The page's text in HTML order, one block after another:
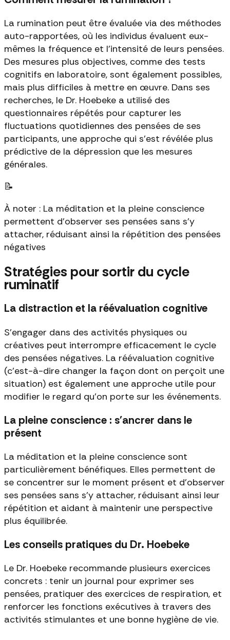
La rumination peut être évaluée via des méthodes
auto-rapportées, où les individus évaluent eux-
mêmes la fréquence et l'intensité de leurs pensées.
Des mesures plus objectives, comme des tests
cognitifs en laboratoire, sont également possibles,
mais plus difficiles à mettre en œuvre. Dans ses
recherches, le Dr. Hoebeke a utilisé des
questionnaires répétés pour capturer les
fluctuations quotidiennes des pensées de ses
participants, une approche qui s'est révélée plus
prédictive de la dépression que les mesures
générales.
📝
À noter : La méditation et la pleine conscience
permettent d'observer ses pensées sans s'y
attacher, réduisant ainsi la répétition des pensées
négatives
Stratégies pour sortir du cycle
ruminatif
La distraction et la réévaluation cognitive
S'engager dans des activités physiques ou
créatives peut interrompre efficacement le cycle
des pensées négatives. La réévaluation cognitive
(c'est-à-dire changer la façon dont on perçoit une
situation) est également une approche utile pour
modifier le regard qu'on porte sur les événements.
La pleine conscience : s'ancrer dans le
présent
La méditation et la pleine conscience sont
particulièrement bénéfiques. Elles permettent de
se concentrer sur le moment présent et d'observer
ses pensées sans s'y attacher, réduisant ainsi leur
répétition et aidant à maintenir une perspective
plus équilibrée.
Les conseils pratiques du Dr. Hoebeke
Le Dr. Hoebeke recommande plusieurs exercices
concrets : tenir un journal pour exprimer ses
pensées, pratiquer des exercices de respiration, et
renforcer les fonctions exécutives à travers des
activités stimulantes et une bonne hygiène de vie.